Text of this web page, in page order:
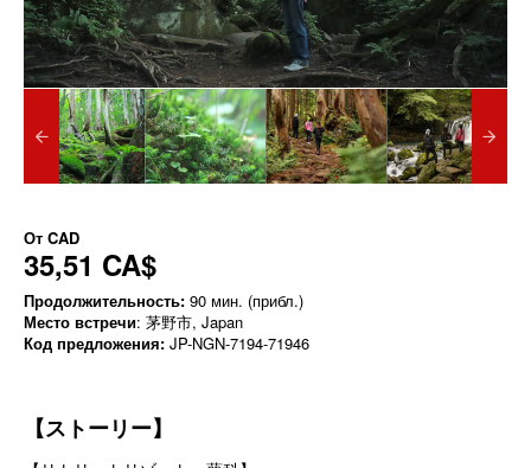
От CAD
35,51 CA$
Продолжительность: 90 мин. (прибл.)
Место встречи: 茅野市, Japan
Код предложения: JP-NGN-7194-71946
【ストーリー】